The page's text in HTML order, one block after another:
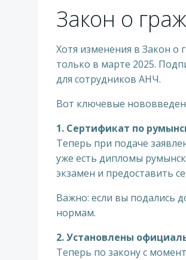
Закон о
Хотя изменения в Закон о
только в марте 2025.
для сотрудников АНЧ.
Вот ключевые
1. Сертификат по
Теперь при подаче
уже есть дипломы
экзамен и предоставить
Важно: если вы подались
нормам.
2. Установлены
Теперь по закону с